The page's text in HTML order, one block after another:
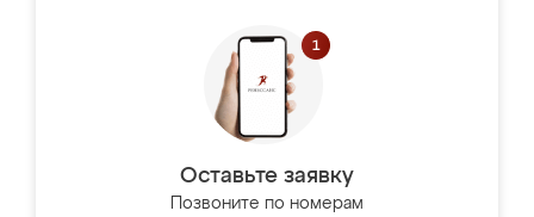
Оставьте заявку
Позвоните по номерам